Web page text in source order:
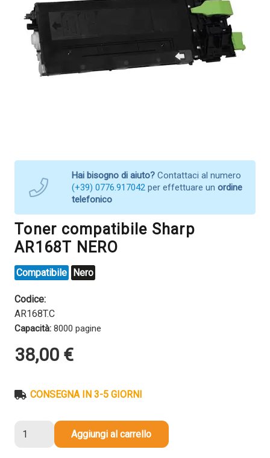
Hai bisogno di aiuto? Contattaci al numero
(+39) 0776.917042 per effettuare un ordine
telefonico
Toner compatibile Sharp
AR168T NERO
Compatibile Nero
Codice:
AR168T.C
Capacità: 8000 pagine
38,00 €
CONSEGNA IN 3-5 GIORNI
compatibile
Aggiungi al carrello